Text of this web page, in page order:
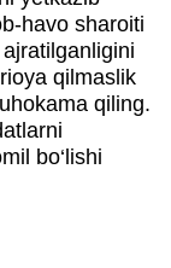
havo sharoiti
qilmaslik
qiling.
bo‘lishi